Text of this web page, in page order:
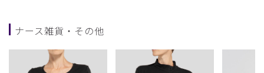
ナース雑貨・その他